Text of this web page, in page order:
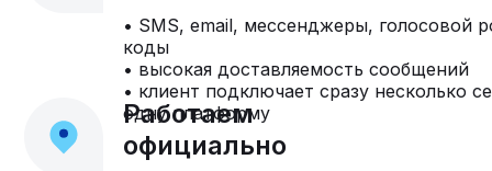
• SMS, email, мессенджеры, голосовой
коды
• высокая доставляемость сообщений
• клиент подключает сразу несколько
одну платформу
Работаем
официально